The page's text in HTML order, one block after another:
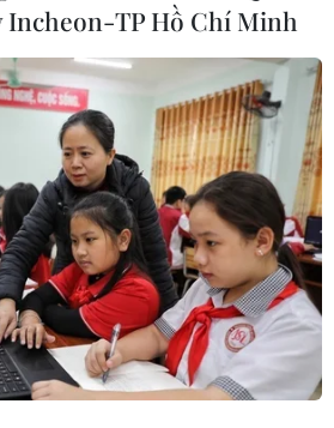
chuyển ma túy xuyên
chục triệu USD
nhận 22 bao ketamin, các đối
sẽ cất giấu 52 bao chứa 1,3 tấn
bao ximăng, vận chuyển bằng
ngoài tiêu thụ.
Incheon-TP Hồ Chí Minh